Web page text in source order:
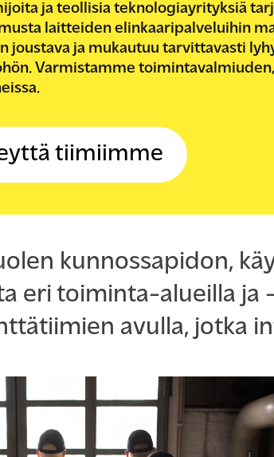
ja teollisia teknologiayrityksiä
laitteiden elinkaaripalveluihin
joustava ja mukautuu tarvittavasti
Varmistamme
tiimiimme
kunnossapidon,
eri toiminta-alueilla ja
avulla, jotka